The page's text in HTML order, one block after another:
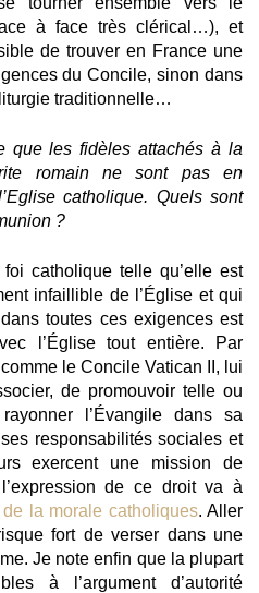
à face très clérical…), et
de trouver en France une
du Concile, sinon dans
traditionnelle…
que les fidèles attachés à la
romain ne sont pas en
catholique. Quels sont
?
catholique telle qu’elle est
infaillible de l’Église et qui
toutes ces exigences est
l’Église tout entière. Par
le Concile Vatican II, lui
de promouvoir telle ou
l’Évangile dans sa
responsabilités sociales et
exercent une mission de
de ce droit va à
de la morale catholiques. Aller
fort de verser dans une
Je note enfin que la plupart
à l’argument d’autorité